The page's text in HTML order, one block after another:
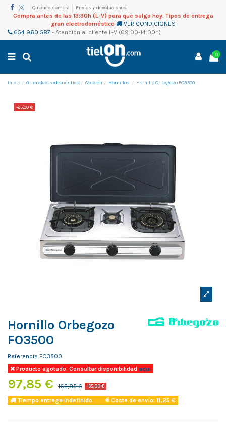
Quiénes somos Envíos y devoluciones
Compra antes de las 13:30h (L-V) para que salga hoy. Tipos de entrega
gran electrodoméstico
VER CONDICIONES
654 960 587 - Atención al cliente L-V (09:00-14:00h)
0
Inicio Gran electrodoméstico Cocción Hornillos Hornillo Orbegozo FO3500
-65,00 €
Hornillo Orbegozo
FO3500
Referencia FO3500
Producto agotado. Consultar disponibilidadaqui
97,85 € 162,85 € -65,00 €
Tiempo entrega indefinido Coste de envío: 11,25 €